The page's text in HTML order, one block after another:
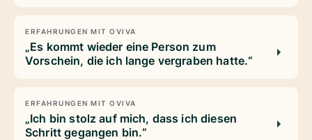
ERFAHRUNGEN MIT OVIVA
„Es kommt wieder eine Person zum
Vorschein, die ich lange vergraben hatte.“
ERFAHRUNGEN MIT OVIVA
„Ich bin stolz auf mich, dass ich diesen
Schritt gegangen bin.“